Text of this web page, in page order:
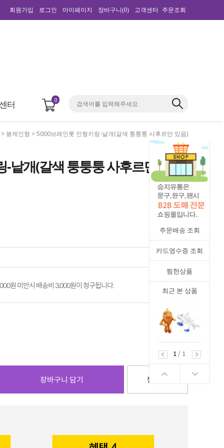
회원가입 로그인 마이페이지 장바구니(0) 고객센터 주문조회
터 0
주문배송 조회
카드영수증 조회
찜한상품
최근 본 상품
1
/ 1
> 봉제인형 > 5000브레인롯 인형키링-낱개(갈색 퉁퉁퉁 사후르만 있음)
-낱개(갈색 퉁퉁퉁 사후르만
원 미만시 배송비 3,000원이 청구됩니다.
장바구니 담기 찜하기